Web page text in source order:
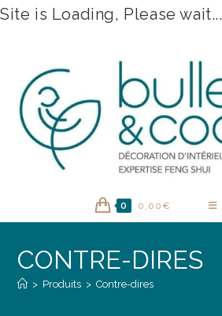
Site is Loading, Please wait...
0 0,00 €
CONTRE-DIRES
> Produits > Contre-dires